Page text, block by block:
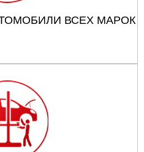
ВСЕХ МАРОК